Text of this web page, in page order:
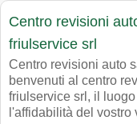
Centro revisioni
friulservice srl
Centro revisioni auto
benvenuti al centro
friulservice srl, il
l'affidabilità del